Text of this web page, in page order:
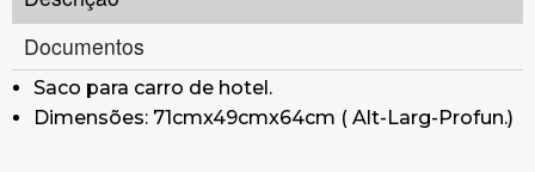
Documentos
Saco para carro de hotel.
Dimensões: 71cmx49cmx64cm ( Alt-Larg-Profun.)